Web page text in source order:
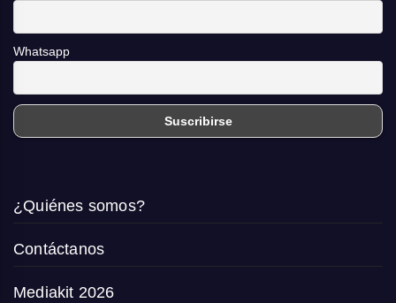
Whatsapp
¿Quiénes somos?
Contáctanos
Mediakit 2026